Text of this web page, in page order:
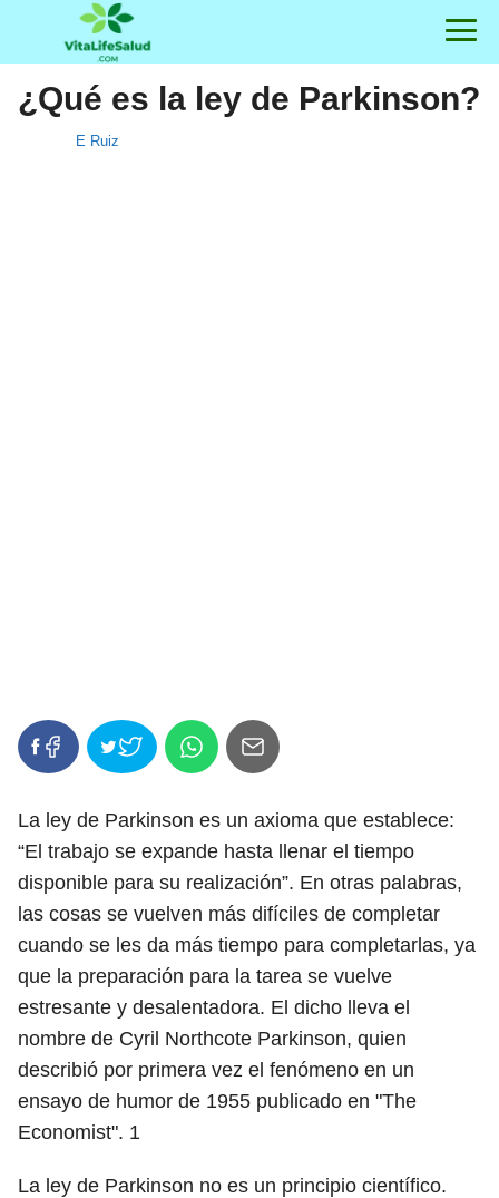
¿Qué es la ley de Parkinson?
E Ruiz
La ley de Parkinson es un axioma que establece:
“El trabajo se expande hasta llenar el tiempo
disponible para su realización”. En otras palabras,
las cosas se vuelven más difíciles de completar
cuando se les da más tiempo para completarlas, ya
que la preparación para la tarea se vuelve
estresante y desalentadora. El dicho lleva el
nombre de Cyril Northcote Parkinson, quien
describió por primera vez el fenómeno en un
ensayo de humor de 1955 publicado en "The
Economist". 1
La ley de Parkinson no es un principio científico.